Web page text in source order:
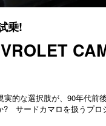
乗!
的な選択肢が、90年代
サードカマロを扱うプロ